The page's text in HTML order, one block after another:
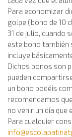
Para economizar
golpe (bono de 10
31 de julio, cuando
este bono también
incluye
Dichos bonos son
pueden
un bono podéis
recomendamos
no venir un día
Para cualquier